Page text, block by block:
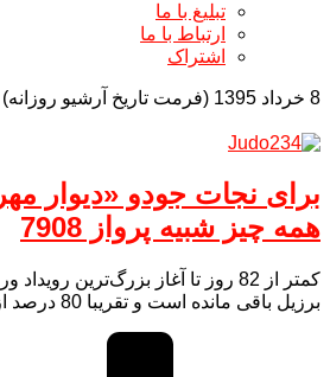
تبلیغ با ما
ارتباط با ما
اشتراک
8 خرداد 1395 (فرمت تاریخ آرشیو روزانه)
برای نجات جودو «دیوار
همه چیز شبیه پرواز 7908
کمتر از 82 روز تا آغاز بزرگ‌ترین
برزیل باقی مانده است و تقریبا 80 درصد از ...